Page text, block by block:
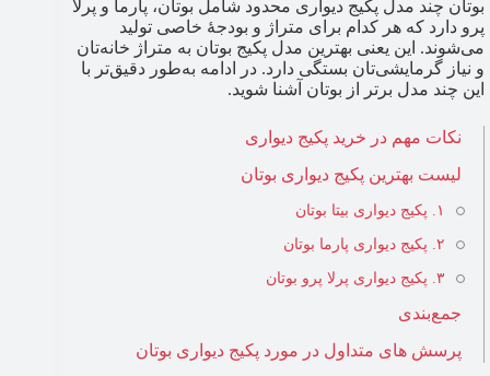
بوتان چند مدل پکیج دیواری محدود شامل بوتان، پارما و پرلا
پرو دارد که هر کدام برای متراژ و بودجۀ خاصی تولید
می‌شوند. این یعنی بهترین مدل پکیج بوتان به متراژ خانه‌تان
و نیاز گرمایشی‌تان بستگی دارد. در ادامه به‌طور دقیق‌تر با
این چند مدل برتر از بوتان آشنا شوید.
نکات مهم در خرید پکیج دیواری
لیست بهترین پکیج دیواری بوتان
۱. پکیج دیواری بیتا بوتان
۲. پکیج دیواری پارما بوتان
۳. پکیج دیواری پرلا پرو بوتان
جمع‌بندی
پرسش های متداول در مورد پکیج دیواری بوتان